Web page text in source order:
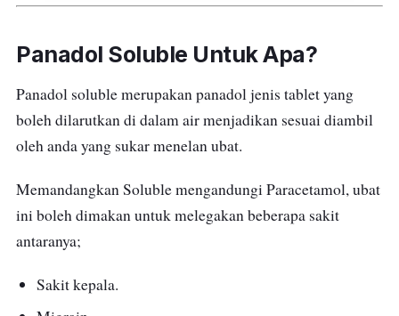
diperlukan.
Bagi ibu mengandung atau menyusukan anak
nasihat doktor.
Panadol Soluble Untuk Apa?
Panadol soluble merupakan panadol jenis tablet yang
boleh dilarutkan di dalam air menjadikan sesuai diambil
oleh anda yang sukar menelan ubat.
Memandangkan Soluble mengandungi Paracetamol, ubat
ini boleh dimakan untuk melegakan beberapa sakit
antaranya;
Sakit kepala.